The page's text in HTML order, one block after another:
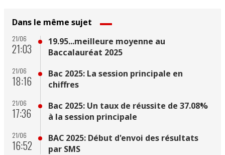
Dans le même sujet
21/06
21:03
19.95...meilleure moyenne au
Baccalauréat 2025
21/06
18:16
Bac 2025: La session principale en
chiffres
21/06
17:36
Bac 2025: Un taux de réussite de 37.08%
à la session principale
21/06
16:52
BAC 2025: Début d'envoi des résultats
par SMS